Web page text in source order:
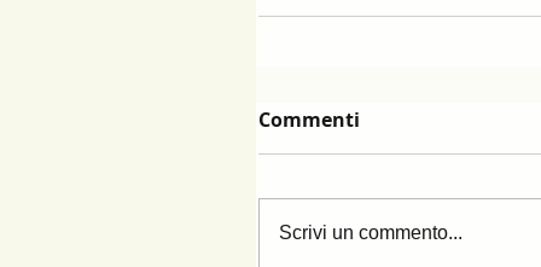
Commenti
Scrivi un commento...